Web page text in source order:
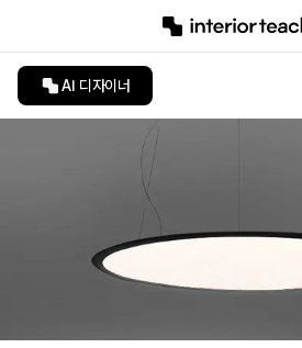
AI 디자이너